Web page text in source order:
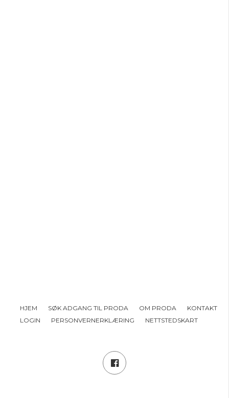
HJEM SØK ADGANG TIL PRODA OM PRODA
KONTAKT
LOGIN
PERSONVERNERKLÆRING NETTSTEDSKART